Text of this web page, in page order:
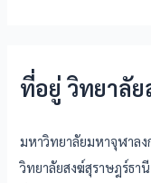
ที่อยู่ วิทยาลั
มหาวิทยาลัยมหาจุฬาลง
วิทยาลัยสงฆ์สุราษฎร์ธานี